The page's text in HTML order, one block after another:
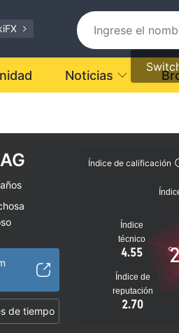
Noticias
de tiempo
Índice de calificación
Índice
técnico
4.55
Índice de
reputación
2.70